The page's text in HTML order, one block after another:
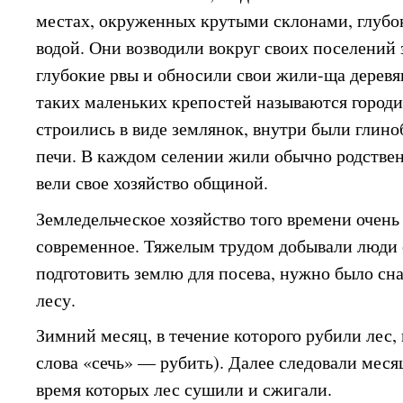
местах, окруженных крутыми склонами,
водой. Они возводили вокруг своих
глубокие рвы и обносили свои жили-ща
таких маленьких крепостей называются
строились в виде землянок, внутри были
печи. В каждом селении жили обычно
вели свое хозяйство общиной.
Земледельческое хозяйство того времени
современное. Тяжелым трудом добывали
подготовить землю для посева, нужно было
лесу.
Зимний месяц, в течение которого рубили лес,
слова «сечь» — рубить). Далее следовали
время которых лес сушили и сжигали.